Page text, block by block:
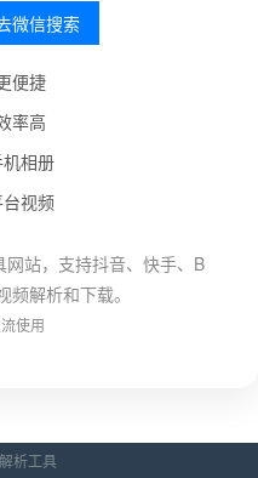
微信搜索
便捷
率高
相册
视频
站，支持抖音、快手、B
解析和下载。
使用
析工具